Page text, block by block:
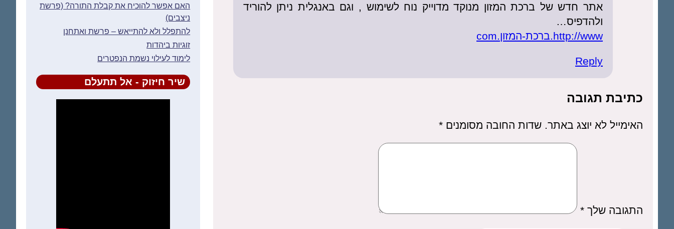
אתר חדש של ברכת המזון מנוקד מדוייק נוח לשימוש , וגם באנגלית ניתן להוריד
ולהדפיס…
http://www.ברכת-המזון.com
Reply
כתיבת תגובה
האימייל לא יוצג באתר. שדות החובה מסומנים *
התגובה שלך *
האם אפשר להוכיח את קבלת התורה? (פרשת
ניצבים)
להתפלל ולא להתייאש – פרשת ואתחנן
זוגיות ביהדות
לימוד לעילוי נשמת הנפטרים
שיר חיזוק - אל תתעלם